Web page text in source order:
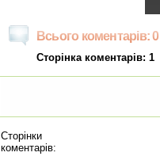
Всього коментарів: 0
Сторінка коментарів: 1
Сторінки
коментарів: